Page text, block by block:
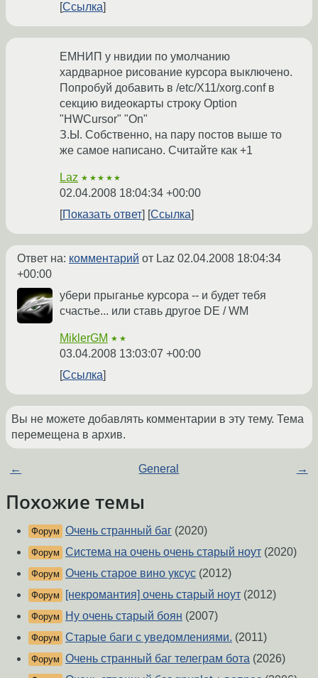
Ссылка
ЕМНИП у нвидии по умолчанию
хардварное рисование курсора выключено.
Попробуй добавить в /etc/X11/xorg.conf в
секцию видеокарты строку Option
"HWCursor" "On"
З.Ы. Собственно, на пару постов выше то
же самое написано. Считайте как +1
Laz ★★★★★
02.04.2008 18:04:34 +00:00
Показать ответ
Ссылка
Ответ на: комментарий от Laz 02.04.2008 18:04:34
+00:00
убери прыганье курсора -- и будет тебя
счастье... или ставь другое DE / WM
MiklerGM ★★
03.04.2008 13:03:07 +00:00
Ссылка
Вы не можете добавлять комментарии в эту тему. Тема
перемещена в архив.
← General →
Похожие темы
Форум Очень странный баг (2020)
Форум Система на очень очень старый ноут (2020)
Форум Очень старое вино уксус (2012)
Форум [некромантия] очень старый ноут (2012)
Форум Ну очень старый боян (2007)
Форум Старые баги с уведомлениями. (2011)
Форум Очень странный баг телеграм бота (2026)